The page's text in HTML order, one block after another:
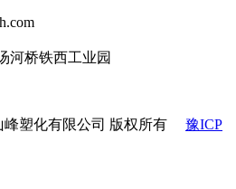
河桥铁西工业园
峰塑化有限公司 版权所有 豫ICP